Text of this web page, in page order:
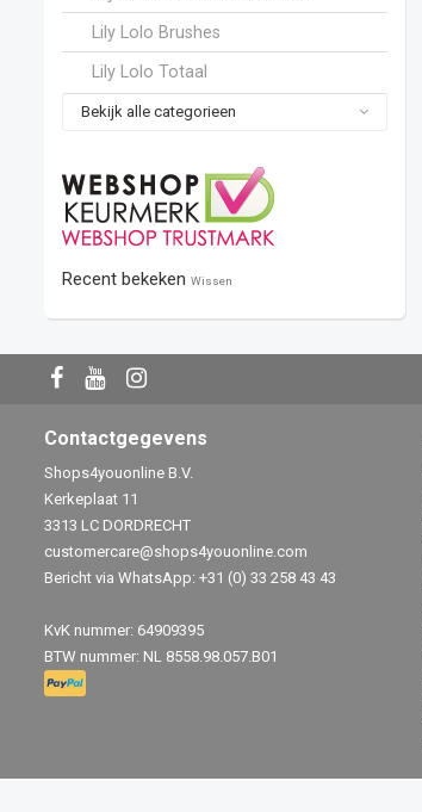
Lily Lolo Brushes
Lily Lolo Totaal
Bekijk alle categorieen
Recent bekeken Wissen
Contactgegevens
Shops4youonline B.V.
Kerkeplaat 11
3313 LC DORDRECHT
customercare@shops4youonline.com
Bericht via WhatsApp: +31 (0) 33 258 43 43
KvK nummer: 64909395
BTW nummer: NL 8558.98.057.B01